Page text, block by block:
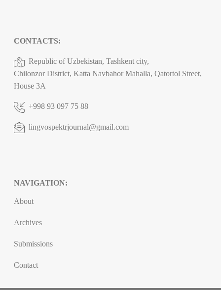
CONTACTS:
Republic of Uzbekistan, Tashkent city,
Chilonzor District, Katta Navbahor Mahalla, Qatortol Street,
House 3A
+998 93 097 75 88
lingvospektrjournal@gmail.com
NAVIGATION:
About
Archives
Submissions
Contact